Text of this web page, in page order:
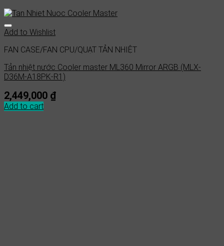
Add to Wishlist
FAN CASE/FAN CPU/QUẠT TẢN NHIỆT
Tản nhiệt nước Cooler master ML360 Mirror ARGB (MLX-
D36M-A18PK-R1)
2,449,000 ₫
Add to cart